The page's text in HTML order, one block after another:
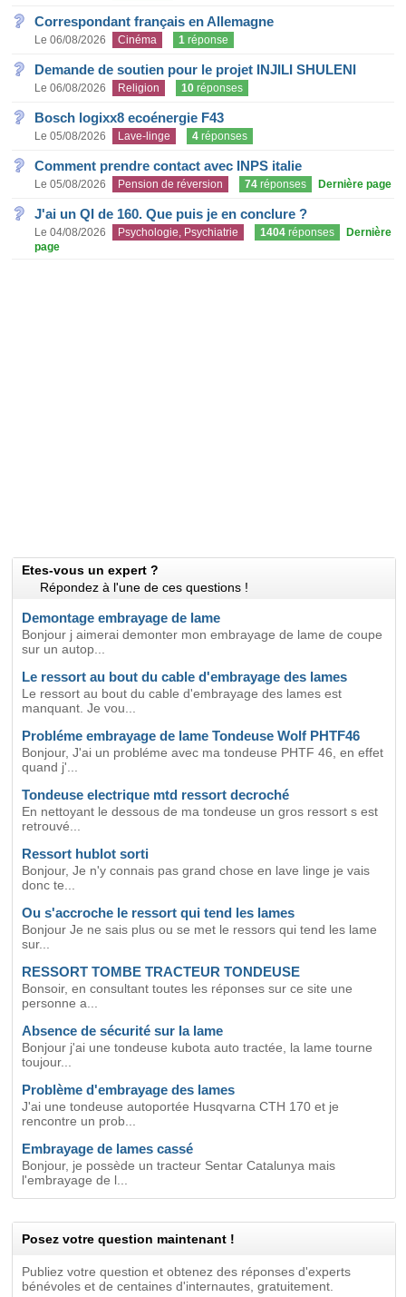
Correspondant français en Allemagne
Le 06/08/2026 Cinéma 1 réponse
Demande de soutien pour le projet INJILI SHULENI
Le 06/08/2026 Religion 10 réponses
Bosch logixx8 ecoénergie F43
Le 05/08/2026 Lave-linge 4 réponses
Comment prendre contact avec INPS italie
Le 05/08/2026 Pension de réversion 74 réponses Dernière page
J'ai un QI de 160. Que puis je en conclure ?
Le 04/08/2026 Psychologie, Psychiatrie 1404 réponses
Dernière
page
Etes-vous un expert ?
Répondez à l'une de ces questions !
Demontage embrayage de lame
Bonjour j aimerai demonter mon embrayage de lame de coupe
sur un autop...
Le ressort au bout du cable d'embrayage des lames
Le ressort au bout du cable d'embrayage des lames est
manquant. Je vou...
Probléme embrayage de lame Tondeuse Wolf PHTF46
Bonjour, J'ai un probléme avec ma tondeuse PHTF 46, en effet
quand j'...
Tondeuse electrique mtd ressort decroché
En nettoyant le dessous de ma tondeuse un gros ressort s est
retrouvé...
Ressort hublot sorti
Bonjour, Je n'y connais pas grand chose en lave linge je vais
donc te...
Ou s'accroche le ressort qui tend les lames
Bonjour Je ne sais plus ou se met le ressors qui tend les lame
sur...
RESSORT TOMBE TRACTEUR TONDEUSE
Bonsoir, en consultant toutes les réponses sur ce site une
personne a...
Absence de sécurité sur la lame
Bonjour j'ai une tondeuse kubota auto tractée, la lame tourne
toujour...
Problème d'embrayage des lames
J'ai une tondeuse autoportée Husqvarna CTH 170 et je
rencontre un prob...
Embrayage de lames cassé
Bonjour, je possède un tracteur Sentar Catalunya mais
l'embrayage de l...
Posez votre question maintenant !
Publiez votre question et obtenez des réponses d'experts
bénévoles et de centaines d'internautes, gratuitement.